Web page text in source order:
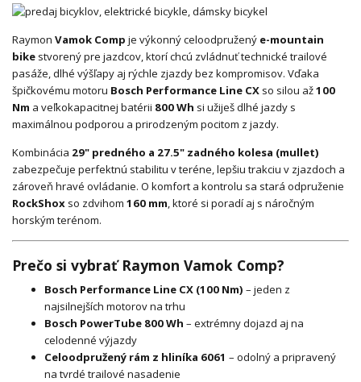
Raymon Vamok Comp je výkonný celoodpružený e-mountain
bike stvorený pre jazdcov, ktorí chcú zvládnuť technické trailové
pasáže, dlhé výšľapy aj rýchle zjazdy bez kompromisov. Vďaka
špičkovému motoru Bosch Performance Line CX so silou až100
Nm a veľkokapacitnej batérii 800 Wh si užiješ dlhé jazdy s
maximálnou podporou a prirodzeným pocitom z jazdy.
Kombinácia 29" predného a 27.5" zadného kolesa (mullet)
zabezpečuje perfektnú stabilitu v teréne, lepšiu trakciu v zjazdoch a
zároveň hravé ovládanie. O komfort a kontrolu sa stará odpruženie
RockShox so zdvihom 160 mm, ktoré si poradí aj s náročným
horským terénom.
Prečo si vybrať Raymon Vamok Comp?
Bosch Performance Line CX (100 Nm) – jeden z
najsilnejších motorov na trhu
Bosch PowerTube 800 Wh – extrémny dojazd aj na
celodenné výjazdy
Celoodpružený rám z hliníka 6061 – odolný a pripravený
na tvrdé trailové nasadenie